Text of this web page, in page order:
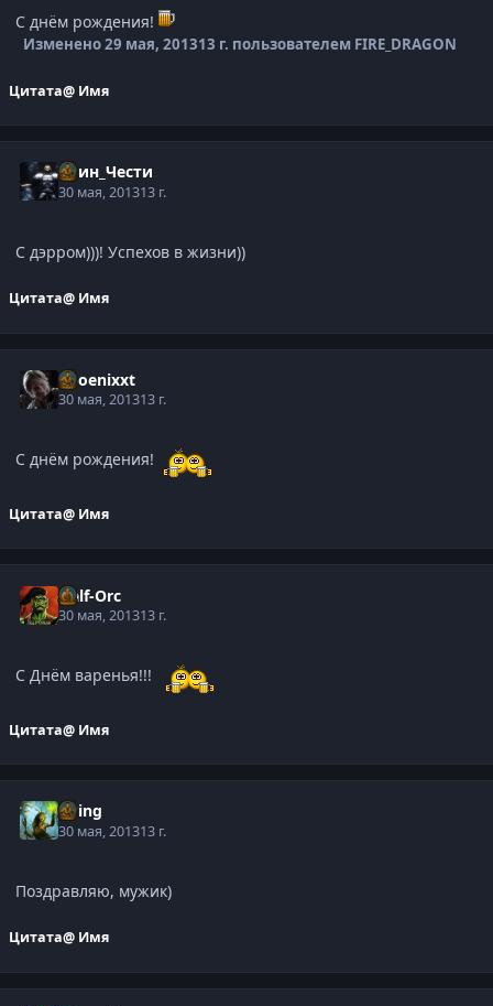
С днём рождения!
Изменено29 мая, 201313 г. пользователем FIRE_DRAGON
Цитата@ Имя
Воин_Чести
30 мая, 201313 г.
С дэрром)))! Успехов в жизни))
Цитата@ Имя
phoenixxt
30 мая, 201313 г.
С днём рождения!
Цитата@ Имя
Half-Orc
30 мая, 201313 г.
С Днём варенья!!!
Цитата@ Имя
Elring
30 мая, 201313 г.
Поздравляю, мужик)
Цитата@ Имя